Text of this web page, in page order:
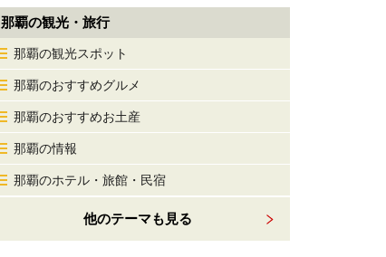
那覇の観光・旅行
那覇の観光スポット
那覇のおすすめグルメ
那覇のおすすめお土産
那覇の情報
那覇のホテル・旅館・民宿
他のテーマも見る